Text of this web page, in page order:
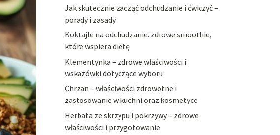
Jak skutecznie zacząć odchudzanie i ćwiczyć –
porady i zasady
Koktajle na odchudzanie: zdrowe smoothie,
które wspiera dietę
Klementynka – zdrowe właściwości i
wskazówki dotyczące wyboru
Chrzan – właściwości zdrowotne i
zastosowanie w kuchni oraz kosmetyce
Herbata ze skrzypu i pokrzywy – zdrowe
właściwości i przygotowanie